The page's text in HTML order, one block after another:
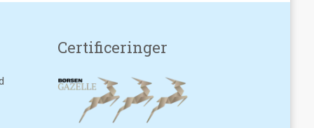
Certificeringer